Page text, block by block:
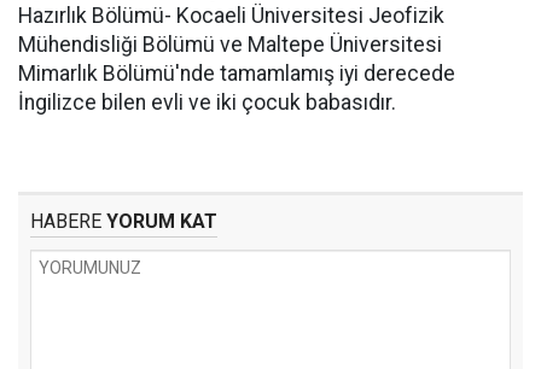
Hazırlık Bölümü- Kocaeli Üniversitesi Jeofizik
Mühendisliği Bölümü ve Maltepe Üniversitesi
Mimarlık Bölümü'nde tamamlamış iyi derecede
İngilizce bilen evli ve iki çocuk babasıdır.
HABERE YORUM KAT